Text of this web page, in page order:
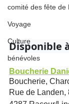
comité des fête de
Voyage
Culture
bénévoles
Disponible
Boucherie
Boucherie,
Rue de Landen,